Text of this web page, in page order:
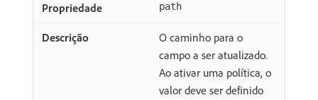
path
O caminho para o
campo a ser atualizado.
Ao ativar uma política, o
valor deve ser definido